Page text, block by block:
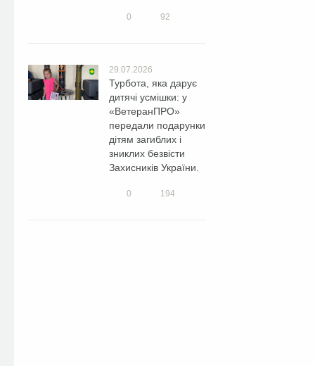
0 92
29.07.2026
Турбота, яка дарує
дитячі усмішки: у
«ВетеранПРО»
передали подарунки
дітям загиблих і
зниклих безвісти
Захисників України.
0 194